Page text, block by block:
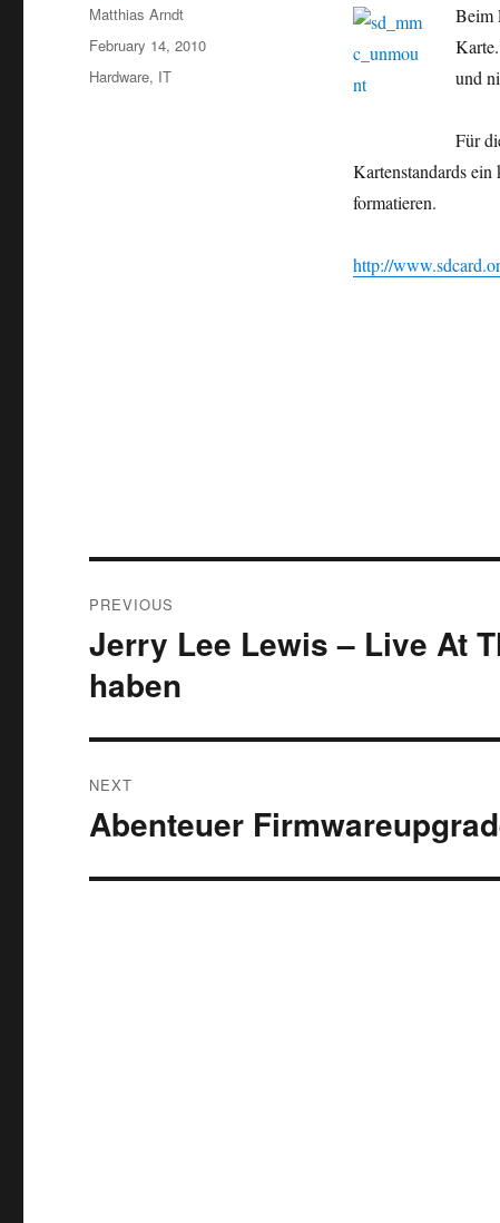
Beim
und
Für
Kartenstandards
formatieren.
http://
Author
Matthias Arndt
Posted
on
February 14, 2010
Categories
Hardware, IT
navigation
PREVIOUS
Previous
post:
Jerry Lee Lewis – Live At
haben
NEXT
Next
Abenteuer